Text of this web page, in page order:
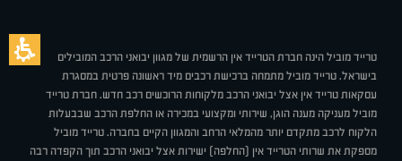
טרייד מוביל הינה חברת הטרייד אין הרשמית של מגוון יבואני הרכב המובילים
בישראל. טרייד מוביל מתמחה ברכישת רכבים מיד ראשונה פרטית במסגרת
עסקאות טרייד אין אצל יבואני הרכב מלקוחות הרוכשים רכב חדש. חברת טרייד
מוביל מעניקה מענה הוגן, שירותי ומקצועי במכירה או החלפת הרכב שבבעלות
הלקוח לרכב מתקדם יותר מהמלאי הרחב והמגוון הקיים בחברה. טרייד מוביל
מספקת את שרותי הטרייד אין (החלפה) ישירות אצל יבואני הרכב תוך הקפדה רבה